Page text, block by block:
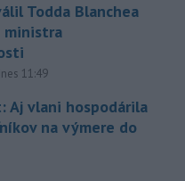
Todda Blanchea
11:49
Aj vlani hospodárila
na výmere do